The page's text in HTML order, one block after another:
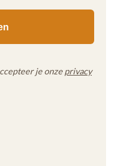
je onze privacy